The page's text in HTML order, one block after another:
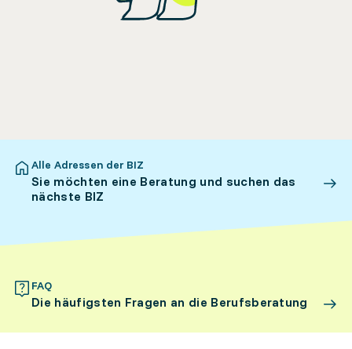
Alle Adressen der BIZ
Sie möchten eine Beratung und suchen das
nächste BIZ
FAQ
Die häufigsten Fragen an die Berufsberatung